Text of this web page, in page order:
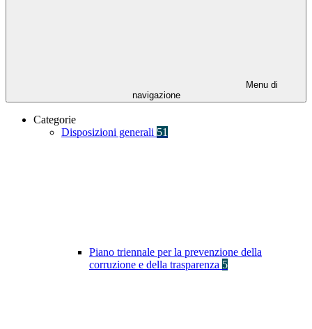
Menu di
navigazione
Categorie
Disposizioni generali 51
Piano triennale per la prevenzione della
corruzione e della trasparenza 5